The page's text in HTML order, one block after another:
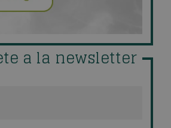
a la newsletter